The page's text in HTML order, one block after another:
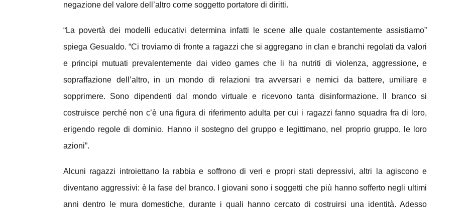
negazione del valore dell’altro come soggetto portatore di diritti.
“La povertà dei modelli educativi determina infatti le scene alle quale costantemente assistiamo”
spiega Gesualdo. “Ci troviamo di fronte a ragazzi che si aggregano in clan e branchi regolati da valori
e principi mutuati prevalentemente dai video games che li ha nutriti di violenza, aggressione, e
sopraffazione dell’altro, in un mondo di relazioni tra avversari e nemici da battere, umiliare e
sopprimere. Sono dipendenti dal mondo virtuale e ricevono tanta disinformazione. Il branco si
costruisce perché non c’è una figura di riferimento adulta per cui i ragazzi fanno squadra fra di loro,
erigendo regole di dominio. Hanno il sostegno del gruppo e legittimano, nel proprio gruppo, le loro
azioni”.
Alcuni ragazzi introiettano la rabbia e soffrono di veri e propri stati depressivi, altri la agiscono e
diventano aggressivi: è la fase del branco. I giovani sono i soggetti che più hanno sofferto negli ultimi
anni dentro le mura domestiche, durante i quali hanno cercato di costruirsi una identità. Adesso